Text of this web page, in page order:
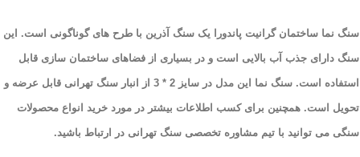
سنگ نما ساختمان گرانیت پاندورا یک سنگ آذرین با طرح های گوناگونی است. این
سنگ دارای جذب آب بالایی است و در بسیاری از فضاهای ساختمان سازی قابل
استفاده است. سنگ نما این مدل در سایز 2 * 3 از انبار سنگ تهرانی قابل عرضه و
تحویل است. همچنین برای کسب اطلاعات بیشتر در مورد خرید انواع محصولات
سنگی می توانید با تیم مشاوره تخصصی سنگ تهرانی در ارتباط باشید.